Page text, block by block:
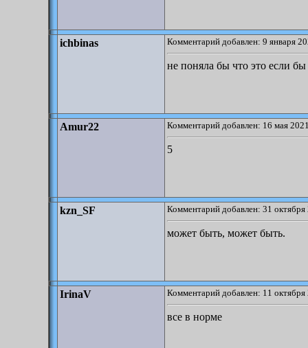
ichbinas Комментарий добавлен: 9 января
не поняла бы что это если бы
Amur22 Комментарий добавлен: 16 мая
5
kzn_SF Комментарий добавлен: 31
может быть, может быть.
IrinaV Комментарий добавлен: 11
все в норме